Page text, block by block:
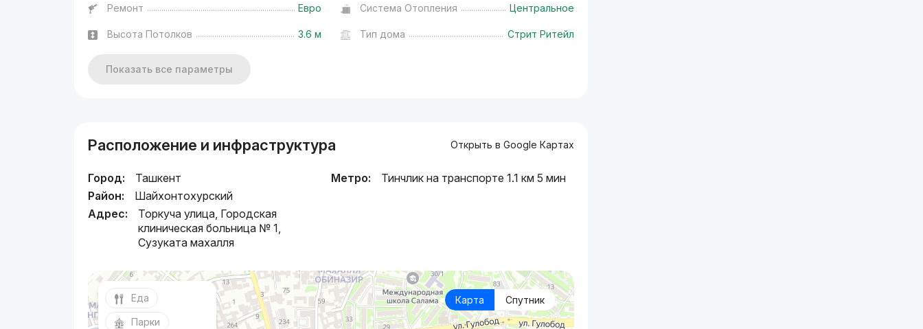
Ремонт Евро Система Отопления Центральное
Высота Потолков 3.6 м Тип дома Стрит Ритейл
Показать все параметры
Расположение и инфраструктура Открыть в Google Картах
Город:
Ташкент
Район:
Шайхонтохурский
Адрес:
Торкуча улица, Городская
клиническая больница № 1,
Сузуката махалля
Метро: Тинчлик на транспорте 1.1 км 5 мин
Карта Спутник
Еда
Парки